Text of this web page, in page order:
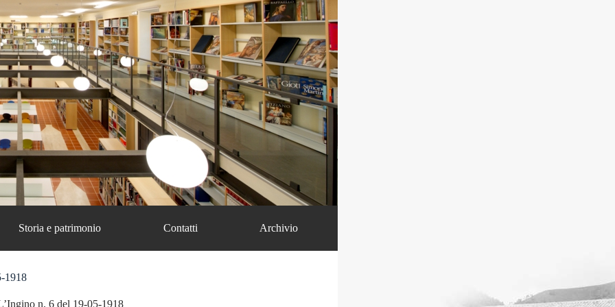
Storia e patrimonio Contatti Archivio
1918
n. 6 del 19-05-1918